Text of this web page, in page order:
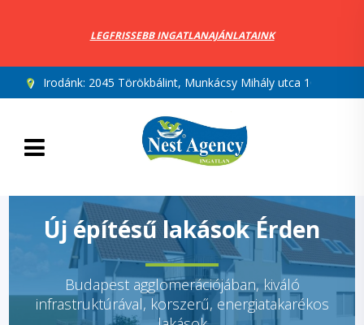
LEGFRISSEBB INGATLANAJÁNLATAINK
Irodánk: 2045 Törökbálint, Munkácsy Mihály utca 10.
Új építésű lakások Érden
Budapest agglomerációjában, kiváló
infrastruktúrával, korszerű, energiatakarékos